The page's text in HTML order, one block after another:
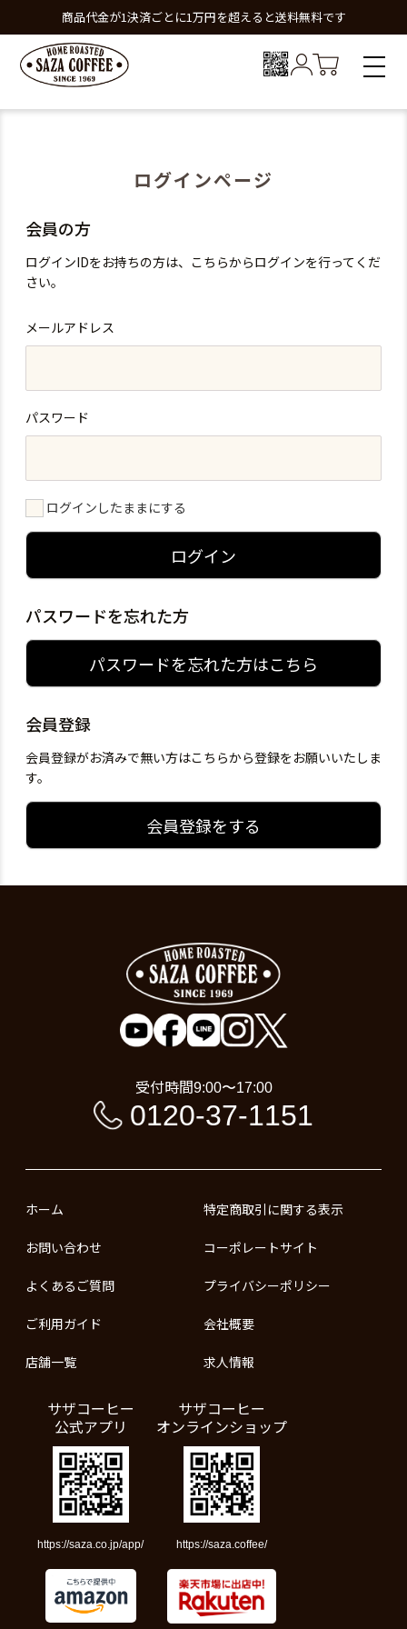
商品代金が1決済ごとに1万円を超えると送料無料です
ログインページ
会員の方
ログインIDをお持ちの方は、こちらからログインを行ってくだ
さい。
メールアドレス
パスワード
ログインしたままにする
ログイン
パスワードを忘れた方
パスワードを忘れた方はこちら
会員登録
会員登録がお済みで無い方はこちらから登録をお願いいたしま
す。
会員登録をする
受付時間9:00〜17:00
0120-37-1151
ホーム
お問い合わせ
よくあるご質問
ご利用ガイド
店舗一覧
特定商取引に関する表示
コーポレートサイト
プライバシーポリシー
会社概要
求人情報
サザコーヒー
公式アプリ
https://saza.co.jp/app/
サザコーヒー
オンラインショップ
https://saza.coffee/